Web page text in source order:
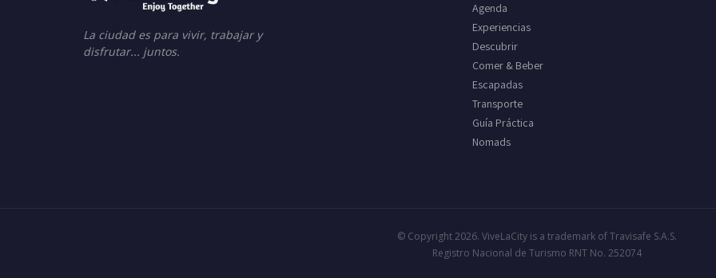
La ciudad es para vivir, trabajar y
disfrutar... juntos.
Agenda
Experiencias
Descubrir
Comer & Beber
Escapadas
Transporte
Guía Práctica
Nomads
© Copyright 2026. ViveLaCity is a trademark of Travisafe S.A.S.
Registro Nacional de Turismo RNT No. 252074